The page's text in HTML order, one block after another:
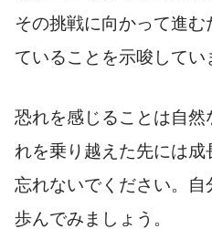
その挑戦に向かって進む
ていることを示唆してい
恐れを感じることは自
れを乗り越えた先には
忘れないでください。自
歩んでみましょう。